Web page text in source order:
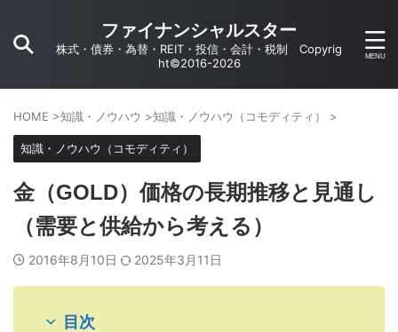
ファイナンシャルスター
株式・債券・為替・REIT・投信・会計・税制 Copyrig
ht©2016-2026
HOME >知識・ノウハウ >知識・ノウハウ（コモディティ） >
知識・ノウハウ（コモディティ）
金（GOLD）価格の長期推移と見通し
（需要と供給から考える）
2016年8月10日 2025年3月11日
目次